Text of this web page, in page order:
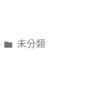
分
未分類